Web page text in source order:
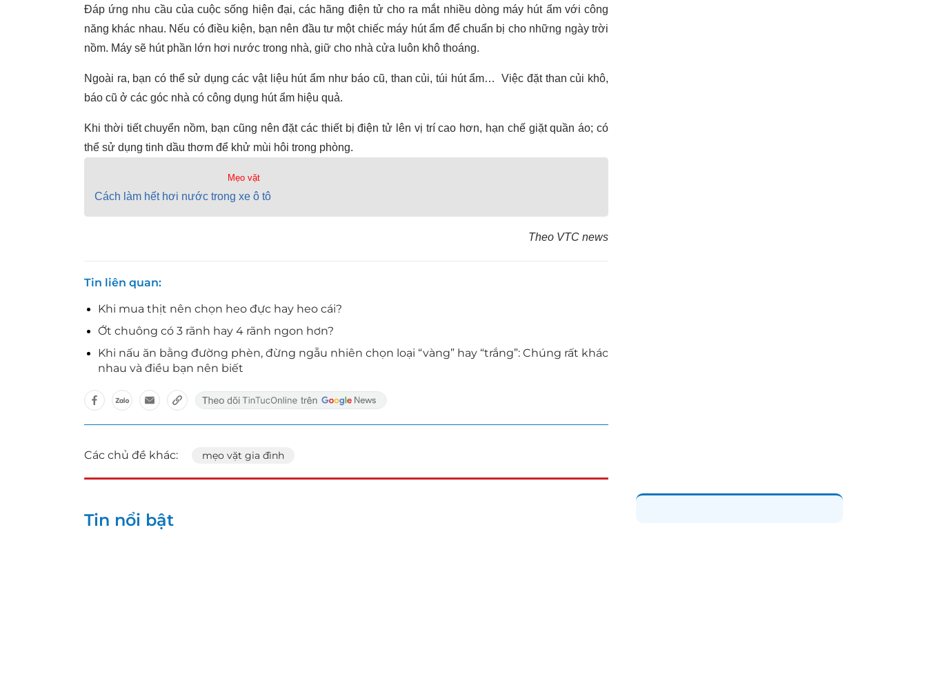
Đáp ứng nhu cầu của cuộc sống hiện đại, các hãng điện tử cho ra mắt nhiều dòng máy hút ẩm với công
năng khác nhau. Nếu có điều kiện, bạn nên đầu tư một chiếc máy hút ẩm để chuẩn bị cho những ngày trời
nồm. Máy sẽ hút phần lớn hơi nước trong nhà, giữ cho nhà cửa luôn khô thoáng.
Ngoài ra, bạn có thể sử dụng các vật liệu hút ẩm như báo cũ, than củi, túi hút ẩm… Việc đặt than củi khô,
báo cũ ở các góc nhà có công dụng hút ẩm hiệu quả.
Khi thời tiết chuyển nồm, bạn cũng nên đặt các thiết bị điện tử lên vị trí cao hơn, hạn chế giặt quần áo; có
thể sử dụng tinh dầu thơm để khử mùi hôi trong phòng.
Mẹo vặt
Cách làm hết hơi nước trong xe ô tô
Theo VTC news
Tin liên quan
Khi mua thịt nên chọn heo đực hay heo cái?
Ớt chuông có 3 rãnh hay 4 rãnh ngon hơn?
Khi nấu ăn bằng đường phèn, đừng ngẫu nhiên chọn loại “vàng” hay “trắng”: Chúng rất khác
nhau và điều bạn nên biết
Các chủ đề khác: mẹo vặt gia đình
Tin nổi bật